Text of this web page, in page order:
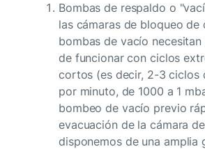
Bombas de respaldo o
las cámaras de bloqueo de
bombas de vacío
de funcionar con ciclos
cortos (es decir, 2-3 ciclos
por minuto, de 1000 a 1
bombeo de vacío previo
evacuación de la cámara
disponemos de una amplia